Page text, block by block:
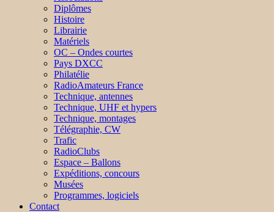
Diplômes
Histoire
Librairie
Matériels
OC – Ondes courtes
Pays DXCC
Philatélie
RadioAmateurs France
Technique, antennes
Technique, UHF et hypers
Technique, montages
Télégraphie, CW
Trafic
RadioClubs
Espace – Ballons
Expéditions, concours
Musées
Programmes, logiciels
Contact